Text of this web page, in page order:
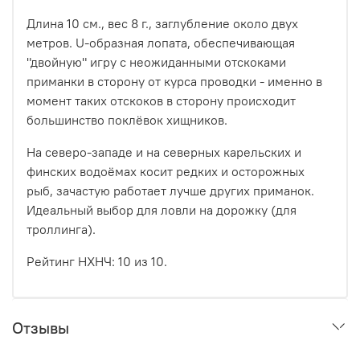
Длина 10 см., вес 8 г., заглубление около двух
метров. U-образная лопата, обеспечивающая
"двойную" игру с неожиданными отскоками
приманки в сторону от курса проводки - именно в
момент таких отскоков в сторону происходит
большинство поклёвок хищников.
На северо-западе и на северных карельских и
финских водоёмах косит редких и осторожных
рыб, зачастую работает лучше других приманок.
Идеальный выбор для ловли на дорожку (для
троллинга).
Рейтинг НХНЧ: 10 из 10.
Отзывы